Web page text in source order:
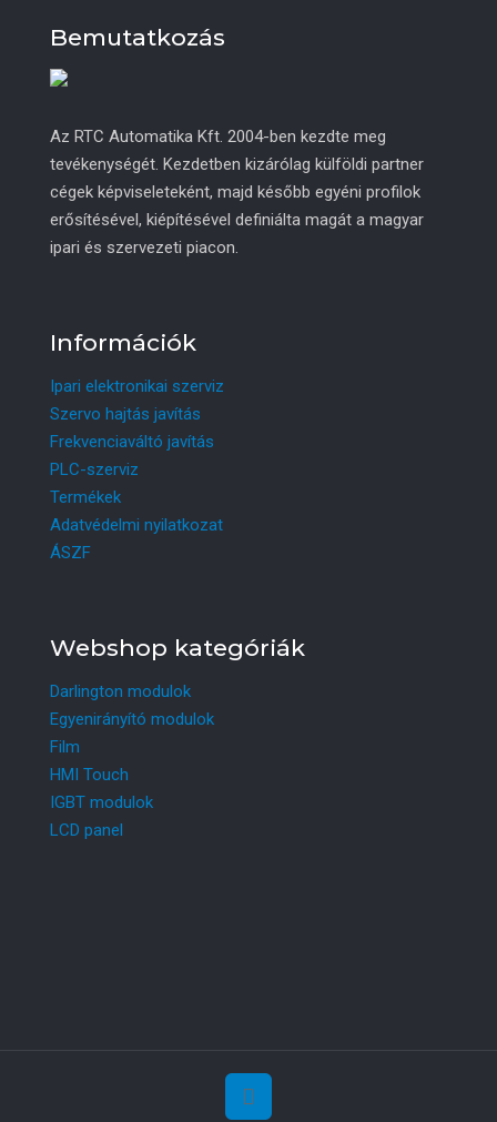
Bemutatkozás
Az RTC Automatika Kft. 2004-ben kezdte meg
tevékenységét. Kezdetben kizárólag külföldi partner
cégek képviseleteként, majd később egyéni profilok
erősítésével, kiépítésével definiálta magát a magyar
ipari és szervezeti piacon.
Információk
Ipari elektronikai szerviz
Szervo hajtás javítás
Frekvenciaváltó javítás
PLC-szerviz
Termékek
Adatvédelmi nyilatkozat
ÁSZF
Webshop kategóriák
Darlington modulok
Egyenirányító modulok
Film
HMI Touch
IGBT modulok
LCD panel